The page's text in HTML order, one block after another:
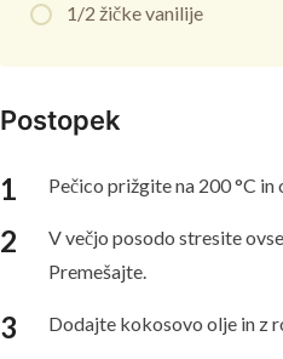
1/2 žičke vanilije
Postopek
Pečico prižgite na 200 °C
V večjo posodo stresite
Premešajte.
Dodajte kokosovo olje in z